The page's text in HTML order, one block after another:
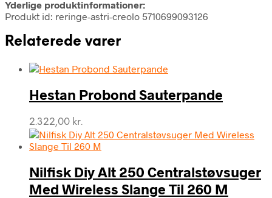
Yderlige produktinformationer:
Produkt id: reringe-astri-creolo 5710699093126
Relaterede varer
Hestan Probond Sauterpande
2.322,00 kr.
Nilfisk Diy Alt 250 Centralstøvsuger
Med Wireless Slange Til 260 M